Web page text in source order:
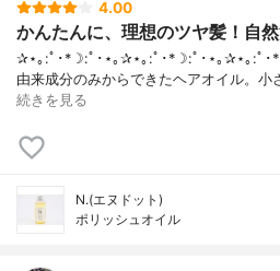
4.00
かんたんに、理想のツヤ髪！自
✰⋆｡:ﾟ･*☽:ﾟ･⋆｡✰⋆｡:ﾟ･*☽:ﾟ･⋆｡✰⋆｡:ﾟ･
由来成分のみからできたヘアオイル。
続きを見る
N.(エヌドット)
ポリッシュオイル